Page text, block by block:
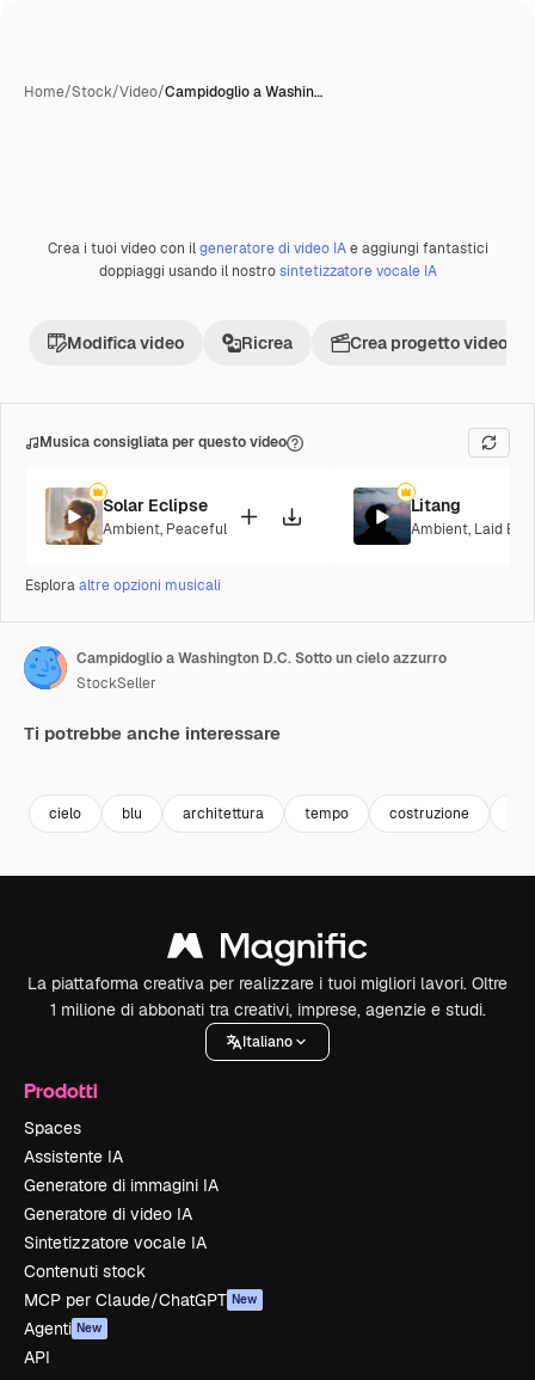
Home/Stock/Video/Campidoglio a Washin…
Premium
Crea i tuoi video con ilgeneratore di video IAe aggiungi fantastici
doppiaggi usando il nostrosintetizzatore vocale IA
Modifica video Ricrea Crea progetto video
Musica consigliata per questo video
Solar Eclipse
Ambient, Peaceful
Litang
Ambient, Laid
Esploraaltre opzioni musicali
Campidoglio a Washington D.C. Sotto un cielo azzurro
StockSeller
Ti potrebbe anche interessare
cielo blu architettura tempo costruzione
La piattaforma creativa per realizzare i tuoi migliori lavori. Oltre
1 milione di abbonati tra creativi, imprese, agenzie e studi.
Italiano
Prodotti
Spaces
Assistente IA
Generatore di immagini IA
Generatore di video IA
Sintetizzatore vocale IA
Contenuti stock
MCP per Claude/ChatGPT New
Agenti New
API